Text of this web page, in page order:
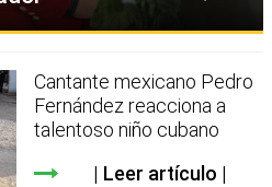
Cantante mexicano Pedro
Fernández reacciona a
talentoso niño cubano
Leer artículo